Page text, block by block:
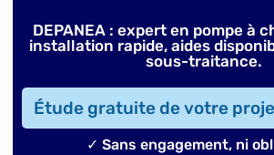
DEPANEA : expert en pompe à
installation rapide, aides
sous-traitance.
Étude gratuite de votre
✓ Sans engagement, ni